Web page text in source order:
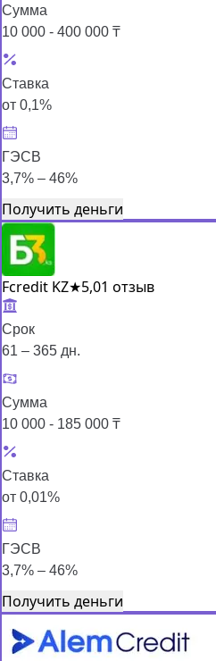
Сумма
10 000 - 400 000 ₸
Ставка
от 0,1%
ГЭСВ
3,7% – 46%
Получить деньги
Fcredit KZ★5,01 отзыв
Срок
61 – 365 дн.
Сумма
10 000 - 185 000 ₸
Ставка
от 0,01%
ГЭСВ
3,7% – 46%
Получить деньги